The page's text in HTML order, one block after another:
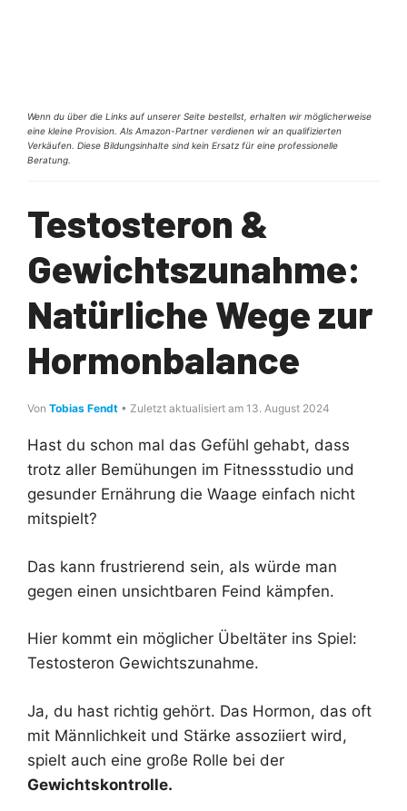
Wenn du über die Links auf unserer Seite bestellst, erhalten wir möglicherweise
eine kleine Provision. Als Amazon-Partner verdienen wir an qualifizierten
Verkäufen. Diese Bildungsinhalte sind kein Ersatz für eine professionelle
Beratung.
Testosteron &
Gewichtszunahme:
Natürliche Wege zur
Hormonbalance
Von Tobias Fendt • Zuletzt aktualisiert am 13. August 2024
Hast du schon mal das Gefühl gehabt, dass
trotz aller Bemühungen im Fitnessstudio und
gesunder Ernährung die Waage einfach nicht
mitspielt?
Das kann frustrierend sein, als würde man
gegen einen unsichtbaren Feind kämpfen.
Hier kommt ein möglicher Übeltäter ins Spiel:
Testosteron Gewichtszunahme.
Ja, du hast richtig gehört. Das Hormon, das oft
mit Männlichkeit und Stärke assoziiert wird,
spielt auch eine große Rolle bei der
Gewichtskontrolle.